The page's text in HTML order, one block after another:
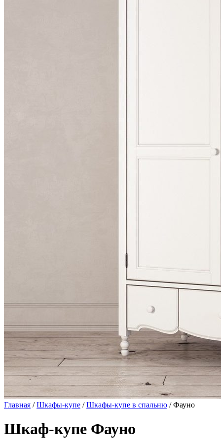
Главная /Шкафы-купе /Шкафы-купе в спальню / Фауно
Шкаф-купе Фауно